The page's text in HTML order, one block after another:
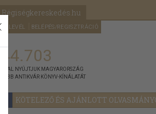
BELÉPÉS/REGISZTRÁCIÓ
KÖTELEZŐ ÉS AJÁNLOTT
NYÚJTJUK MAGYARORSZÁG
ANTIKVÁR KÖNYV-KÍNÁLATÁT